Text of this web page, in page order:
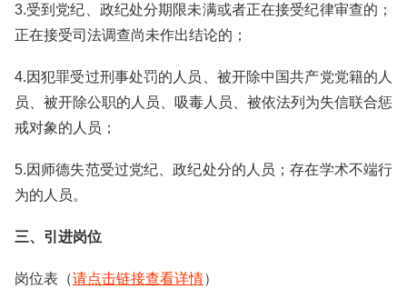
3.受到党纪、政纪处分期限未满或者正在接受纪律审查的；
正在接受司法调查尚未作出结论的；
4.因犯罪受过刑事处罚的人员、被开除中国共产党党籍的人
员、被开除公职的人员、吸毒人员、被依法列为失信联合惩
戒对象的人员；
5.因师德失范受过党纪、政纪处分的人员；存在学术不端行
为的人员。
三、引进岗位
岗位表（请点击链接查看详情）